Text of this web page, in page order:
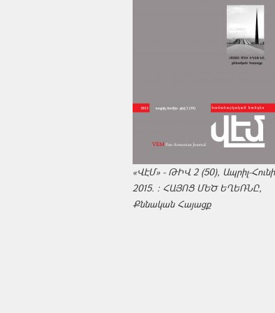
«ՎԷՄ» - ԹԻՎ 2 (50), Ապրիլ-
2015. : ՀԱՅՈՑ ՄԵԾ ԵՂԵՌՆԸ,
Քննական Հայացք